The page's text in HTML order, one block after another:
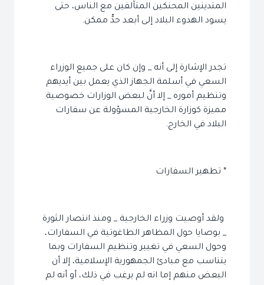
المتدينين المحنكين المتآلفين مع الناس، حتى
يسود الهدوء البلاد إلى أبعد حدٍّ ممكن.
تجدر الإشارة إلى أنه _ وإن كان على جميع الوزراء
السعي في أسلمة الجهاز الذي يعمل بين أيديهم
وتنظيم أموره _ إلا أنَّ لبعض الوزارات خصوصية
مميزة كوزارة الخارجية المسؤولة عن سفارات
البلاد في الخارج.
* تطهير السفارات
ولقد أوصيت وزراء الخارجية _ ومنذ انتصار الثورة
_ بوصايا حول المظاهر الطاغوتية في السفارات،
وحول السعي في تغيير وتنظيم السفارات وبما
يتناسب مع مبادئ الجمهورية الإسلامية، إلا أن
البعض منهم إما انه لم يرغب في ذلك، أو أنه لم